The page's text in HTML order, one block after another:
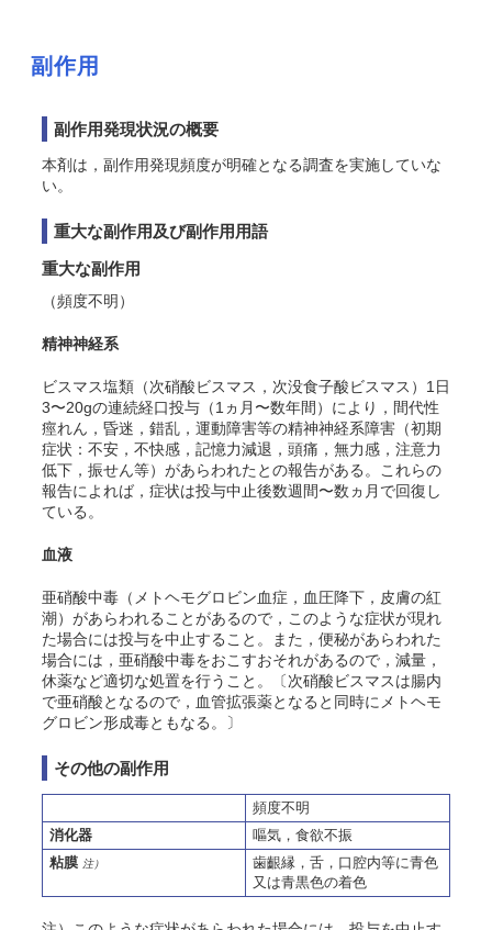
副作用
副作用発現状況の概要
本剤は，副作用発現頻度が明確となる調査を実施していな
い。
重大な副作用及び副作用用語
重大な副作用
（頻度不明）
精神神経系
ビスマス塩類（次硝酸ビスマス，次没食子酸ビスマス）1日
3〜20gの連続経口投与（1ヵ月〜数年間）により，間代性
痙れん，昏迷，錯乱，運動障害等の精神神経系障害（初期
症状：不安，不快感，記憶力減退，頭痛，無力感，注意力
低下，振せん等）があらわれたとの報告がある。これらの
報告によれば，症状は投与中止後数週間〜数ヵ月で回復し
ている。
血液
亜硝酸中毒（メトヘモグロビン血症，血圧降下，皮膚の紅
潮）があらわれることがあるので，このような症状が現れ
た場合には投与を中止すること。また，便秘があらわれた
場合には，亜硝酸中毒をおこすおそれがあるので，減量，
休薬など適切な処置を行うこと。〔次硝酸ビスマスは腸内
で亜硝酸となるので，血管拡張薬となると同時にメトヘモ
グロビン形成毒ともなる。〕
その他の副作用
頻度不明
消化器
嘔気，食欲不振
粘膜 注）
歯齦縁，舌，口腔内等に青色
又は青黒色の着色